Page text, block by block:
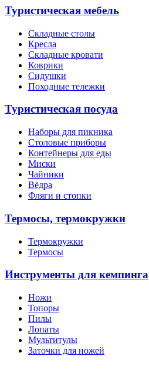
Туристическая мебель
Складные столы
Кресла
Складные кровати
Коврики
Сидушки
Походные тележки
Туристическая посуда
Наборы для пикника
Столовые приборы
Контейнеры для еды
Миски
Чайники
Вёдра
Фляги и стопки
Термосы, термокружки
Термокружки
Термосы
Инструменты для кемпинга
Ножи
Топоры
Пилы
Лопаты
Мультитулы
Заточки для ножей